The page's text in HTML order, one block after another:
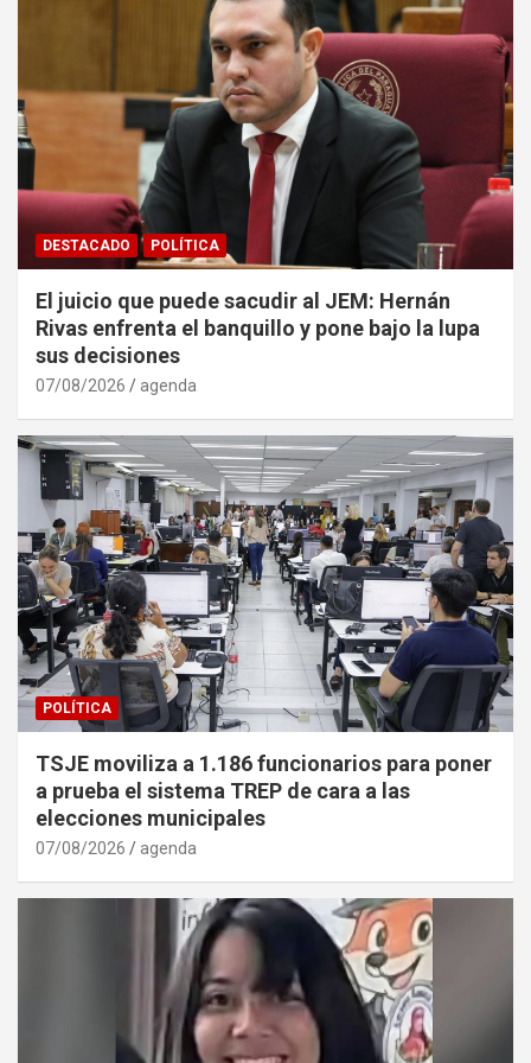
DESTACADO POLÍTICA
El juicio que puede sacudir al JEM: Hernán
Rivas enfrenta el banquillo y pone bajo la lupa
sus decisiones
07/08/2026 agenda
POLÍTICA
TSJE moviliza a 1.186 funcionarios para poner
a prueba el sistema TREP de cara a las
elecciones municipales
07/08/2026 agenda